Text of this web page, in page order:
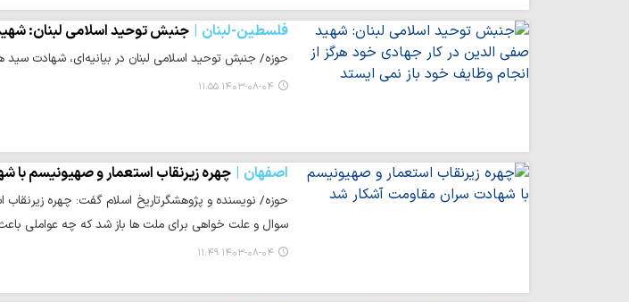
فلسطین-لبنان جنبش توحید اسلامی لبنان:
حوزه/ جنبش توحید اسلامی لبنان در بیانیه‌ای، شهادت
۱۴۰۳-۰۸-۰۴ ۱۱:۵۵
اصفهان چهره زیرنقاب استعمار و صهیونیسم با
حوزه/ نویسنده و پژوهشگرتاریخ اسلام گفت: چهره
سوال و علت خواهی برای ملت ها باز شد که چه عواملی
۱۴۰۳-۰۸-۰۴ ۱۱:۴۹